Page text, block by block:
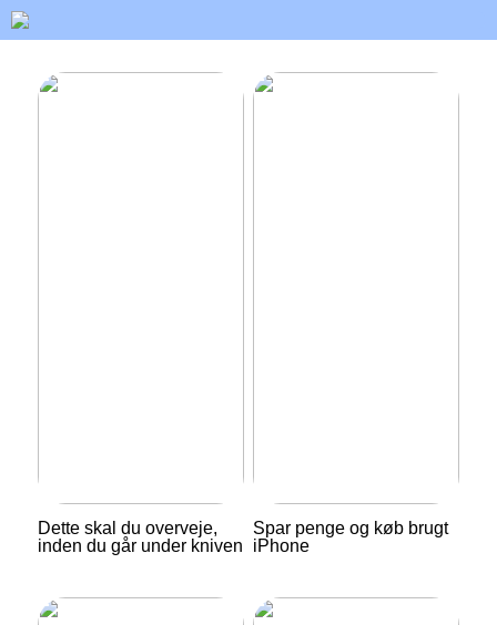
Dette skal du overveje,
inden du går under kniven
Spar penge og køb brugt
iPhone